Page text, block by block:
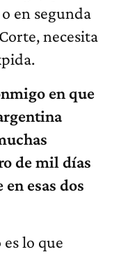
en segunda
necesita
en que
de mil días
esas dos
lo que